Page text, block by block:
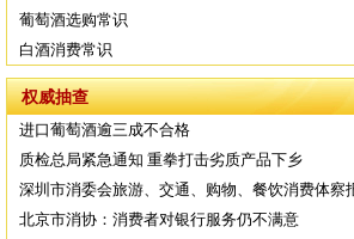
葡萄酒选购常识
白酒消费常识
权威抽查
进口葡萄酒逾三成不合格
质检总局紧急通知 重拳打击劣质产品下乡
深圳市消委会旅游、交通、购物、餐饮消费体察
北京市消协：消费者对银行服务仍不满意